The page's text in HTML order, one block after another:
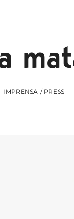
IMPRENSA / PRESS